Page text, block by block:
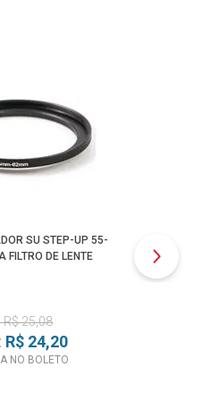
SU STEP-UP 55-
FILTRO DE LENTE
R$ 25,08
R$ 24,20
NO BOLETO